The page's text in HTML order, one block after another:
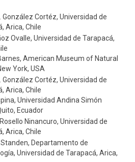
González Cortéz, Universidad de
Arica, Chile
Ovalle, Universidad de Tarapacá,
American Museum of Natural
York, USA
González Cortéz, Universidad de
Arica, Chile
Universidad Andina Simón
Ecuador
Ninancuro, Universidad de
Arica, Chile
Standen, Departamento de
Universidad de Tarapacá, Arica,